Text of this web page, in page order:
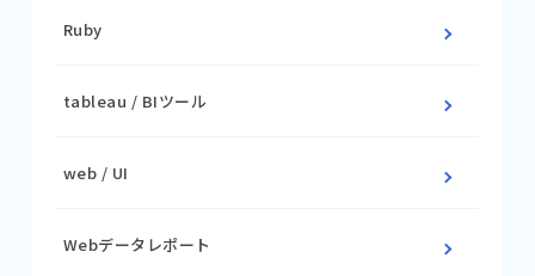
Ruby
tableau / BIツール
web / UI
Webデータレポート